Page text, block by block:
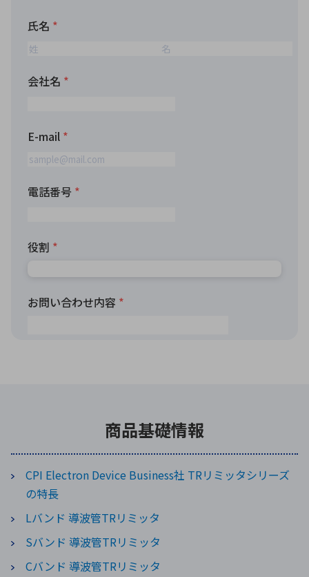
商品基礎情報
CPI Electron Device Business社 TRリミッタシリーズ
の特長
Lバンド 導波管TRリミッタ
Sバンド 導波管TRリミッタ
Cバンド 導波管TRリミッタ